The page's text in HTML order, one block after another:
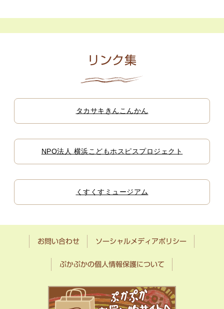
リンク集
タカサキきんこんかん
NPO法人 横浜こどもホスピスプロジェクト
くすくすミュージアム
お問い合わせ ソーシャルメディアポリシー
ぷかぷかの個人情報保護について